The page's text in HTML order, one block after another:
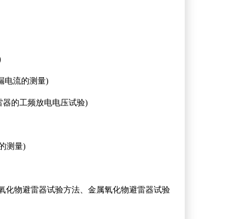
电流的测量)
的工频放电电压试验)
测量)
物避雷器试验方法、金属氧化物避雷器试验